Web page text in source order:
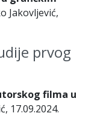
Jakovljević,
prvog
filma u
17.09.2024.